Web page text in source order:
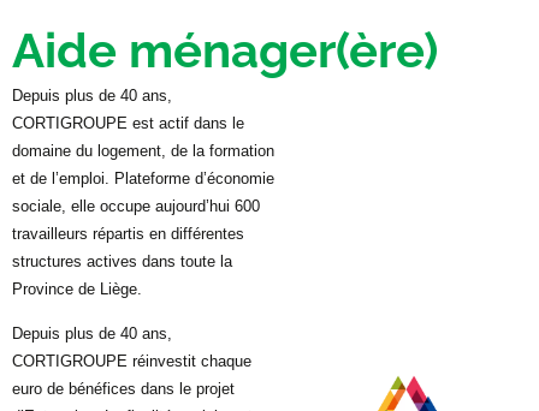
Aide ménager(ère)
Depuis plus de 40 ans,
CORTIGROUPE est actif dans le
domaine du logement, de la formation
et de l’emploi. Plateforme d’économie
sociale, elle occupe aujourd’hui 600
travailleurs répartis en différentes
structures actives dans toute la
Province de Liège.
Depuis plus de 40 ans,
CORTIGROUPE réinvestit chaque
euro de bénéfices dans le projet